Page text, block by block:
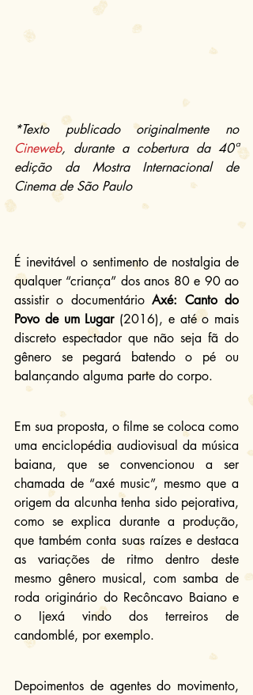
*Texto publicado originalmente no
Cineweb, durante a cobertura da 40ª
edição da Mostra Internacional de
Cinema de São Paulo
É inevitável o sentimento de nostalgia de
qualquer “criança” dos anos 80 e 90 ao
assistir o documentário Axé: Canto do
Povo de um Lugar (2016), e até o mais
discreto espectador que não seja fã do
gênero se pegará batendo o pé ou
balançando alguma parte do corpo.
Em sua proposta, o filme se coloca como
uma enciclopédia audiovisual da música
baiana, que se convencionou a ser
chamada de “axé music”, mesmo que a
origem da alcunha tenha sido pejorativa,
como se explica durante a produção,
que também conta suas raízes e destaca
as variações de ritmo dentro deste
mesmo gênero musical, com samba de
roda originário do Recôncavo Baiano e
o Ijexá vindo dos terreiros de
candomblé, por exemplo.
Depoimentos de agentes do movimento,